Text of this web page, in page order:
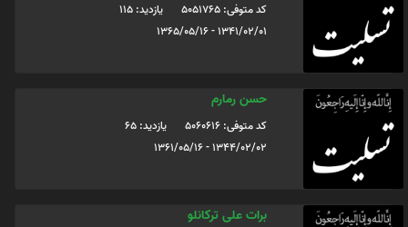
کد متوفی: 5051765
یازدید: 115
1341/02/01 - 1365/05/16
حسن رمارم
کد متوفی: 5060616
یازدید: 65
1344/02/02 - 1361/05/16
برات علی ترکانلو